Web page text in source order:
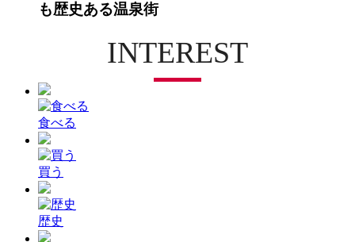
も歴史ある温泉街
INTEREST
食べる
買う
歴史